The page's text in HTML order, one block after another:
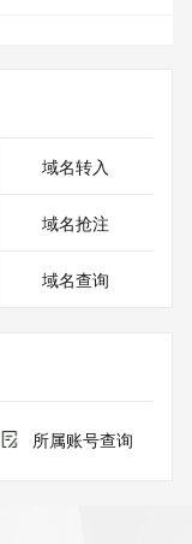
域名转入
域名抢注
域名查询
所属账号查询